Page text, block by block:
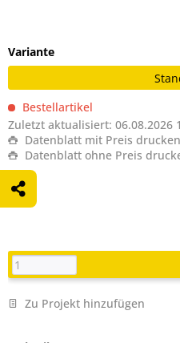
Variante
Bestellartikel
Zuletzt aktualisiert: 06.08.2026
Datenblatt mit Preis drucken
Datenblatt ohne Preis
Zu Projekt hinzufügen